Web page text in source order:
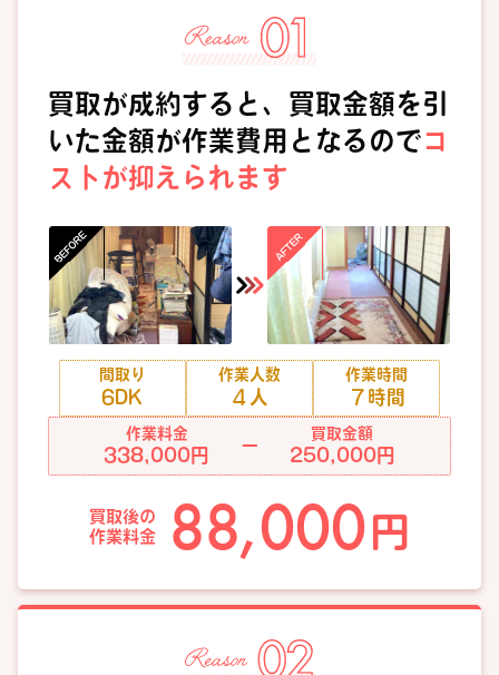
買取が成約すると、買取金額を引
いた金額が作業費用となるのでコ
ストが抑えられます
間取り
6DK
作業人数
４人
作業時間
７時間
作業料金
338,000円
ー
買取金額
250,000円
買取後の
作業料金
88,000 円